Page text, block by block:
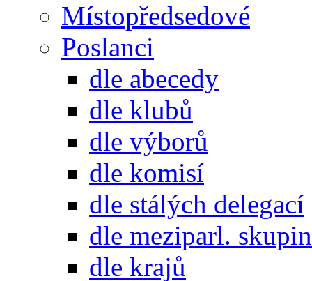
Místopředsedové
Poslanci
dle abecedy
dle klubů
dle výborů
dle komisí
dle stálých delegací
dle meziparl. skupin
dle krajů